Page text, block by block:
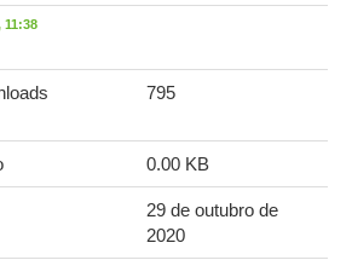
11:38
795
0.00 KB
29 de outubro de
2020